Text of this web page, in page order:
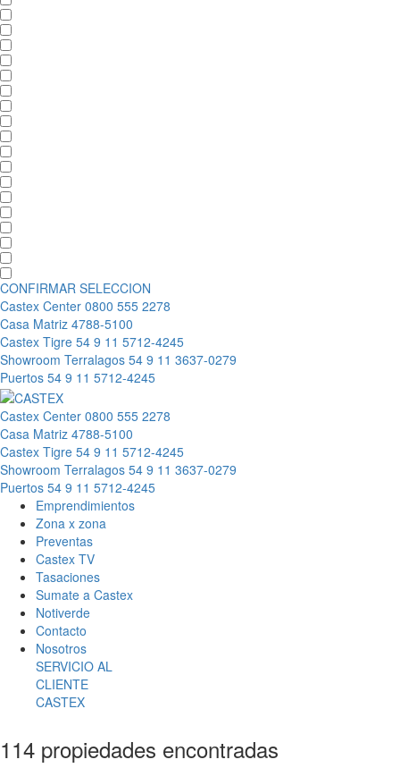
CONFIRMAR SELECCION
Castex Center 0800 555 2278
Casa Matriz 4788-5100
Castex Tigre 54 9 11 5712-4245
Showroom Terralagos 54 9 11 3637-0279
Puertos 54 9 11 5712-4245
Castex Center 0800 555 2278
Casa Matriz 4788-5100
Castex Tigre 54 9 11 5712-4245
Showroom Terralagos 54 9 11 3637-0279
Puertos 54 9 11 5712-4245
Emprendimientos
Zona x zona
Preventas
Castex TV
Tasaciones
Sumate a Castex
Notiverde
Contacto
Nosotros
SERVICIO AL
CLIENTE
CASTEX
114 propiedades encontradas